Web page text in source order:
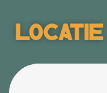
Locatie